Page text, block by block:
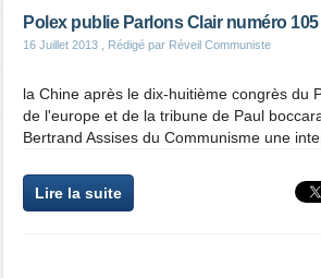
Polex publie Parlons Clair numéro 105
16 Juillet 2013 , Rédigé par Réveil Communiste
la Chine après le dix-huitième congrès du
de l'europe et de la tribune de Paul
Bertrand Assises du Communisme une
Lire la suite